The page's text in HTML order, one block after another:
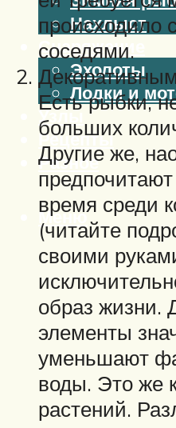
Нахлыст
Снаряжение
Эхолоты
Лодки и
Узлы
Рецепты
Разное
Меню
происходило
соседями.
Есть рыбки,
больших
Другие же,
время среди
(читайте
своими
образ жизни.
элементы
уменьшают
воды. Это же
растений.